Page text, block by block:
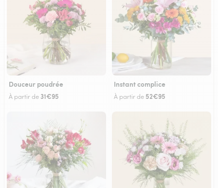
Douceur poudrée
À partir de 31€95
Instant complice
À partir de 52€95